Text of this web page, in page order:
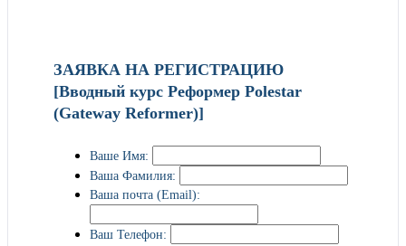
ЗАЯВКА НА РЕГИСТРАЦИЮ
[Вводный курс Реформер Polestar
(Gateway Reformer)]
Ваше Имя:
Ваша Фамилия:
Ваша почта (Email):
Ваш Телефон: